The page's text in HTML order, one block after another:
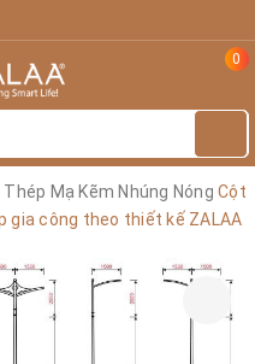
0
Mạ Kẽm Nhúng Nóng Cột
gia công theo thiết kế ZALAA